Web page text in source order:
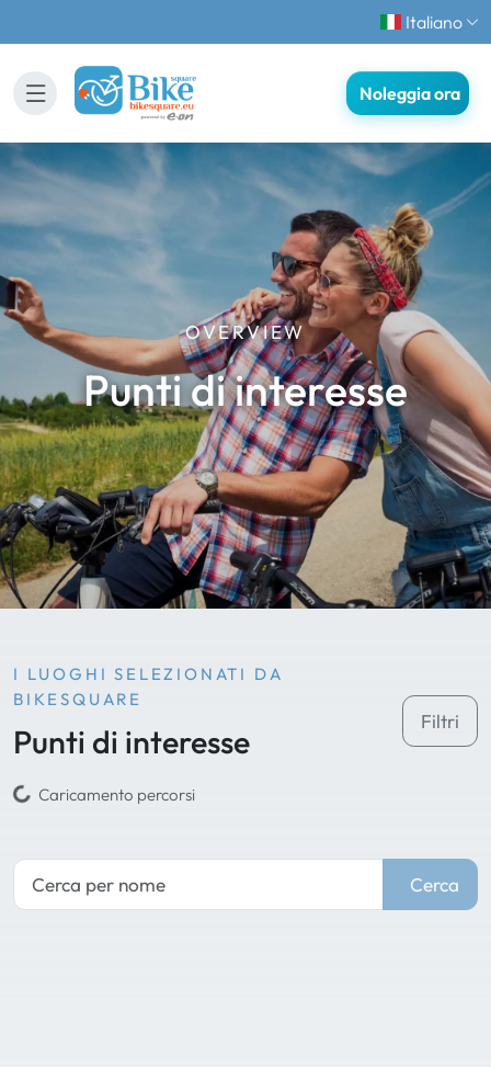
Italiano
Noleggia ora
OVERVIEW
Punti di interesse
I LUOGHI SELEZIONATI DA
BIKESQUARE
Punti di interesse
Filtri
Caricamento percorsi
Cerca